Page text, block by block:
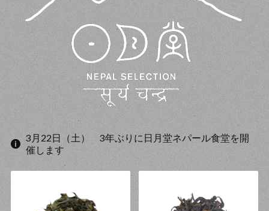
3月22日（土） 3年ぶりに日月堂ネパール食堂を開
催します